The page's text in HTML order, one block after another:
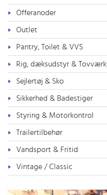
Offeranoder
Outlet
Pantry, Toilet & VVS
Rig, dæksudstyr & Tovværk
Sejlertøj & Sko
Sikkerhed & Badestiger
Styring & Motorkontrol
Trailertilbehør
Vandsport & Fritid
Vintage / Classic